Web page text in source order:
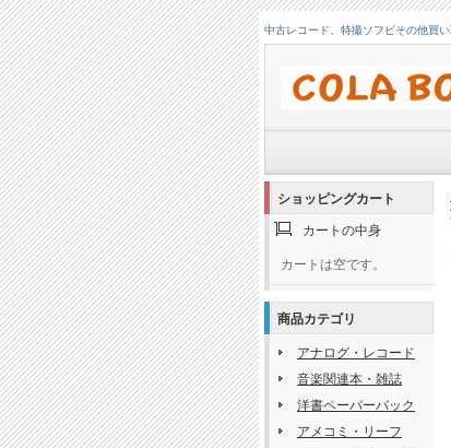
中古レコード、特撮ソフビその他買
ショッピングカート
カートの中身
カートは空です。
商品カテゴリ
アナログ・レコード
音楽関連本・雑誌
洋書ペーパーバック
アメコミ・リーフ